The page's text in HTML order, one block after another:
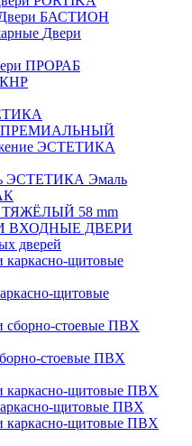
БАСТИОН
Двери
ПРОРАБ
КНР
ПРЕМИАЛЬНЫЙ
ЭСТЕТИКА
ЭСТЕТИКА Эмаль
ТЯЖЁЛЫЙ 58 mm
ВХОДНЫЕ ДВЕРИ
дверей
щитовые
стоевые ПВХ
щитовые ПВХ